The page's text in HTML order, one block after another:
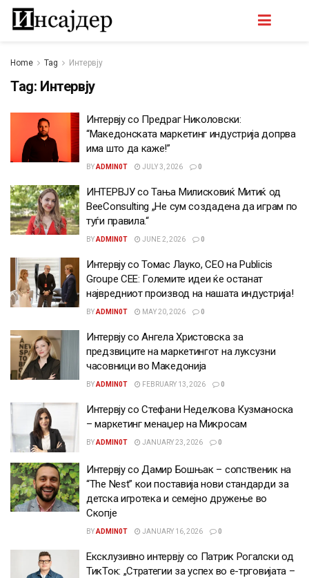
Home Tag Интервју
Tag: Интервју
Интервју со Предраг Николовски:
“Македонската маркетинг индустрија допрва
има што да каже!”
BYADMIN0T JULY 3, 2026 0
ИНТЕРВЈУ со Тања Милисковиќ Митиќ од
BeeConsulting „Не сум создадена да играм по
туѓи правила.“
BYADMIN0T JUNE 2, 2026 0
Интервју со Томас Лауко, CEO на Publicis
Groupe CEE: Големите идеи ќе останат
највредниот производ на нашата индустрија!
BYADMIN0T MAY 20, 2026 0
Интервју со Ангела Христовска за
предзвиците на маркетингот на луксузни
часовници во Македонија
BYADMIN0T FEBRUARY 13, 2026 0
Интервју со Стефани Неделкова Кузманоска
– маркетинг менаџер на Микросам
BYADMIN0T JANUARY 23, 2026 0
Интервју со Дамир Бошњак – сопственик на
“The Nest” кои поставија нови стандарди за
детска игротека и семејно дружење во
Скопје
BYADMIN0T JANUARY 16, 2026 0
Ексклузивно интервју со Патрик Рогалски од
ТикТок: „Стратегии за успех во е-трговијата –